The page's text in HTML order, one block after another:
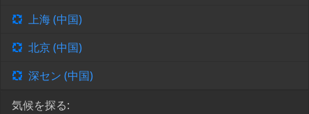
上海 (中国)
北京 (中国)
深セン (中国)
気候を探る: